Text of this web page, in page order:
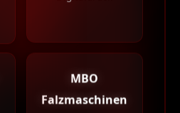
MBO
Falzmaschinen